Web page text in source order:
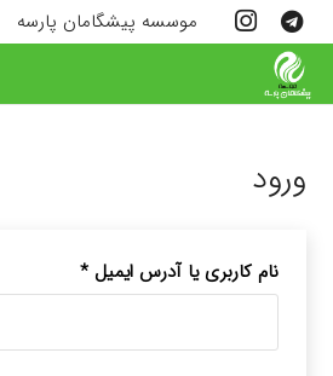
موسسه پیشگامان پارسه
ورود
نام کاربری یا آدرس ایمیل *